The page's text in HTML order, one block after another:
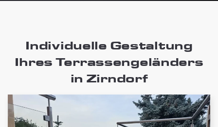
Individuelle Gestaltung
Ihres Terrassengeländers
in Zirndorf